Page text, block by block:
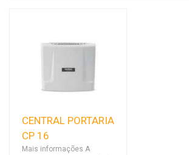
CENTRAL PORTARIA
CP 16
Mais informações A